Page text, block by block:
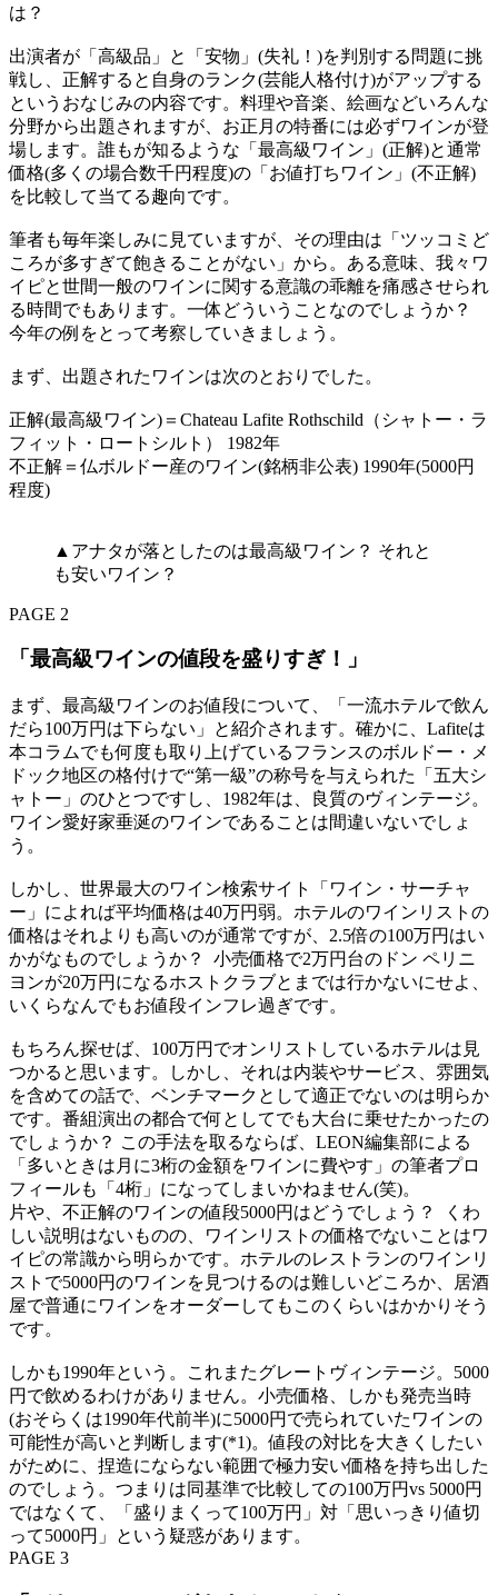
は？
出演者が「高級品」と「安物」(失礼！)を判別する問題に挑
戦し、正解すると自身のランク(芸能人格付け)がアップする
というおなじみの内容です。料理や音楽、絵画などいろんな
分野から出題されますが、お正月の特番には必ずワインが登
場します。誰もが知るような「最高級ワイン」(正解)と通常
価格(多くの場合数千円程度)の「お値打ちワイン」(不正解)
を比較して当てる趣向です。
筆者も毎年楽しみに見ていますが、その理由は「ツッコミど
ころが多すぎて飽きることがない」から。ある意味、我々ワ
イピと世間一般のワインに関する意識の乖離を痛感させられ
る時間でもあります。一体どういうことなのでしょうか？
今年の例をとって考察していきましょう。
まず、出題されたワインは次のとおりでした。
正解(最高級ワイン)＝Chateau Lafite Rothschild（シャトー・ラ
フィット・ロートシルト） 1982年
不正解＝仏ボルドー産のワイン(銘柄非公表) 1990年(5000円
程度)
▲アナタが落としたのは最高級ワイン？ それと
も安いワイン？
PAGE 2
「最高級ワインの値段を盛りすぎ！」
まず、最高級ワインのお値段について、「一流ホテルで飲ん
だら100万円は下らない」と紹介されます。確かに、Lafiteは
本コラムでも何度も取り上げているフランスのボルドー・メ
ドック地区の格付けで“第一級”の称号を与えられた「五大シ
ャトー」のひとつですし、1982年は、良質のヴィンテージ。
ワイン愛好家垂涎のワインであることは間違いないでしょ
う。
しかし、世界最大のワイン検索サイト「ワイン・サーチャ
ー」によれば平均価格は40万円弱。ホテルのワインリストの
価格はそれよりも高いのが通常ですが、2.5倍の100万円はい
かがなものでしょうか？ 小売価格で2万円台のドン ペリニ
ヨンが20万円になるホストクラブとまでは行かないにせよ、
いくらなんでもお値段インフレ過ぎです。
もちろん探せば、100万円でオンリストしているホテルは見
つかると思います。しかし、それは内装やサービス、雰囲気
を含めての話で、ベンチマークとして適正でないのは明らか
です。番組演出の都合で何としてでも大台に乗せたかったの
でしょうか？ この手法を取るならば、LEON編集部による
「多いときは月に3桁の金額をワインに費やす」の筆者プロ
フィールも「4桁」になってしまいかねません(笑)。
片や、不正解のワインの値段5000円はどうでしょう？ くわ
しい説明はないものの、ワインリストの価格でないことはワ
イピの常識から明らかです。ホテルのレストランのワインリ
ストで5000円のワインを見つけるのは難しいどころか、居酒
屋で普通にワインをオーダーしてもこのくらいはかかりそう
です。
しかも1990年という。これまたグレートヴィンテージ。5000
円で飲めるわけがありません。小売価格、しかも発売当時
(おそらくは1990年代前半)に5000円で売られていたワインの
可能性が高いと判断します(*1)。値段の対比を大きくしたい
がために、捏造にならない範囲で極力安い価格を持ち出した
のでしょう。つまりは同基準で比較しての100万円vs 5000円
ではなくて、「盛りまくって100万円」対「思いっきり値切
って5000円」という疑惑があります。
PAGE 3